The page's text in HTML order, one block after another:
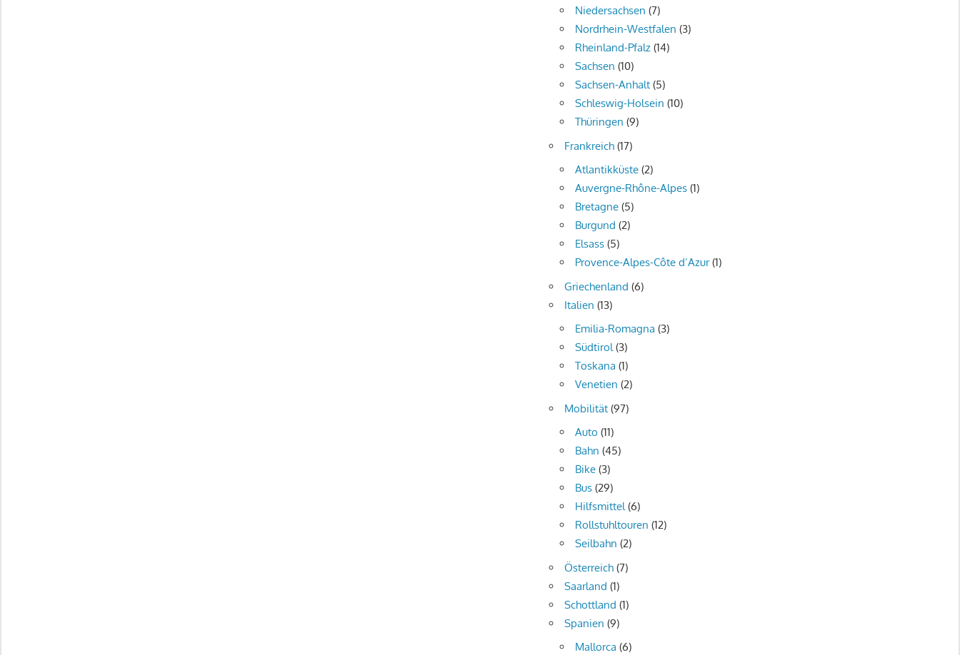
Niedersachsen (7)
Nordrhein-Westfalen (3)
Rheinland-Pfalz (14)
Sachsen (10)
Sachsen-Anhalt (5)
Schleswig-Holsein (10)
Thüringen (9)
Frankreich (17)
Atlantikküste (2)
Auvergne-Rhône-Alpes (1)
Bretagne (5)
Burgund (2)
Elsass (5)
Provence-Alpes-Côte d’Azur(1)
Griechenland (6)
Italien (13)
Emilia-Romagna (3)
Südtirol(3)
Toskana (1)
Venetien (2)
Mobilität (97)
Auto (11)
Bahn (45)
Bike (3)
Bus (29)
Hilfsmittel(6)
Rollstuhltouren (12)
Seilbahn (2)
Österreich (7)
Saarland (1)
Schottland (1)
Spanien (9)
Mallorca (6)